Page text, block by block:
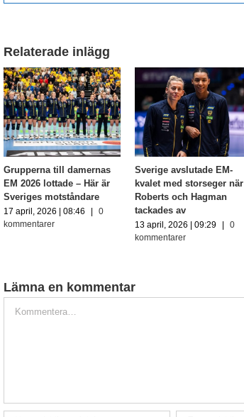
Relaterade inlägg
Grupperna till damernas
EM 2026 lottade – Här är
Sveriges motståndare
17 april, 2026 | 08:46
0
kommentarer
Sverige avslutade EM-
kvalet med storseger när
Roberts och Hagman
tackades av
13 april, 2026 | 09:29
0
kommentarer
Lämna en kommentar